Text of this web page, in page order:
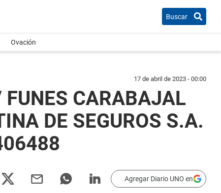
Buscar
Ovación
17 de abril de 2023 - 00:00
FUNES CARABAJAL
DE SEGUROS S.A.
Agregar Diario UNO en